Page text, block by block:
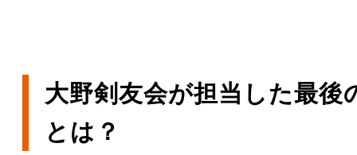
大野剣友会が担当した最後
とは？